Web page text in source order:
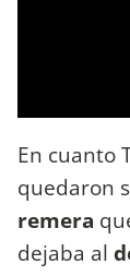
En cuanto
quedaron
remera
dejaba al